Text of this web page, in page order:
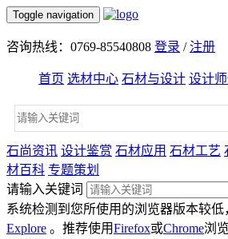
Toggle navigation
咨询热线：0769-85540808 登录 /注册
首页 选材中心 石材与设计 设计
石尚资讯 设计鉴赏 石材应用 石材工艺
材百科 专题策划
请输入关键词
系统检测到您所使用的浏览器版本较低
Explore 。推荐使用Firefox或Chrome浏